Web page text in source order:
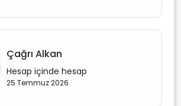
Çağrı Alkan
Hesap içinde hesap
25 Temmuz 2026